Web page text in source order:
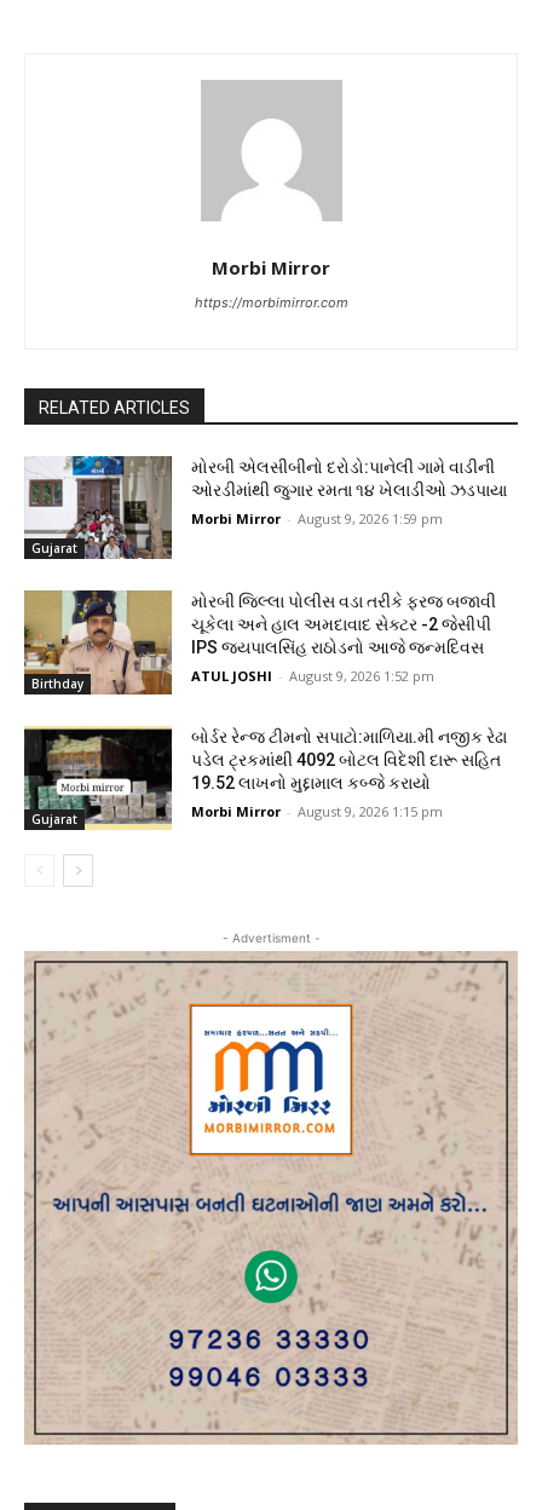
Morbi Mirror
https://morbimirror.com
RELATED ARTICLES
Gujarat
મોરબી એલસીબીનો દરોડો:પાનેલી ગામે વાડીની
ઓરડીમાંથી જુગાર રમતા ૧૪ ખેલાડીઓ ઝડપાયા
Morbi Mirror - August 9, 2026 1:59 pm
Birthday
મોરબી જિલ્લા પોલીસ વડા તરીકે ફરજ બજાવી
ચૂકેલા અને હાલ અમદાવાદ સેક્ટર -2 જેસીપી
IPS જયપાલસિંહ રાઠોડનો આજે જન્મદિવસ
ATUL JOSHI - August 9, 2026 1:52 pm
Gujarat
બોર્ડર રેન્જ ટીમનો સપાટો:માળિયા.મી નજીક રેઢા
પડેલ ટ્રકમાંથી 4092 બોટલ વિદેશી દારૂ સહિત
19.52 લાખનો મુદ્દામાલ કબ્જે કરાયો
Morbi Mirror - August 9, 2026 1:15 pm
- Advertisment -